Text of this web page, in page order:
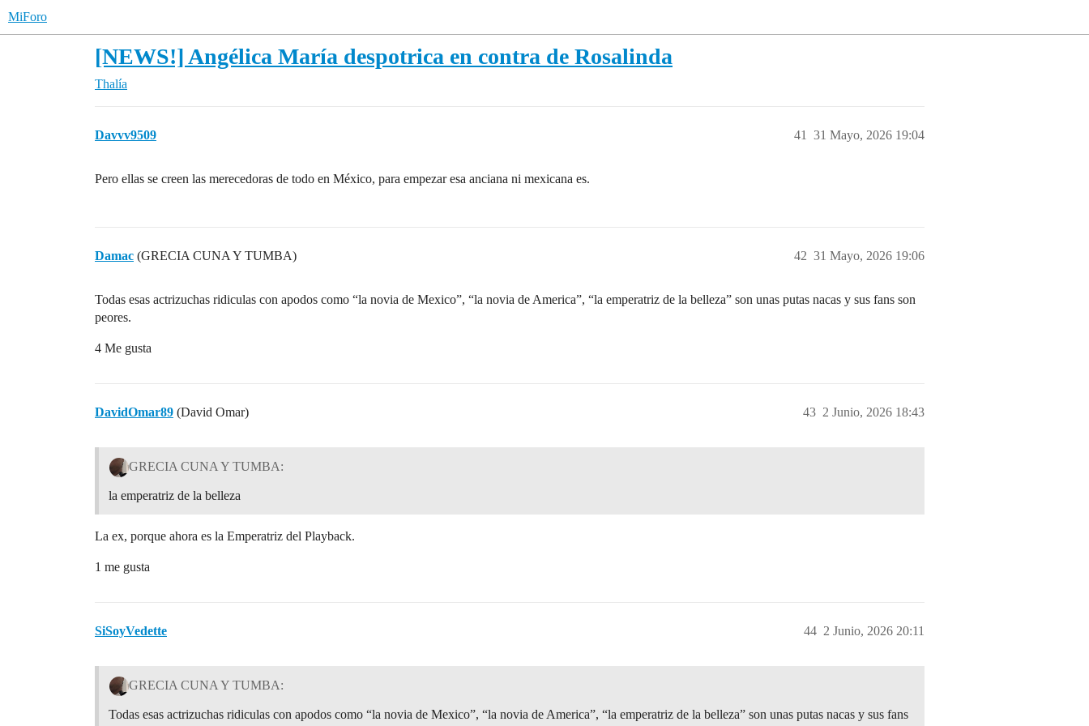
MiForo
[NEWS!] Angélica María despotrica en contra de Rosalinda
Thalía
Davvv9509 31 Mayo, 2026 19:04
41
Pero ellas se creen las merecedoras de todo en México, para empezar esa anciana ni mexicana es.
Damac (GRECIA CUNA Y TUMBA) 31 Mayo, 2026 19:06
42
Todas esas actrizuchas ridiculas con apodos como “la novia de Mexico”, “la novia de America”, “la emperatriz de la belleza” son unas putas nacas y sus fans son
peores.
4 Me gusta
DavidOmar89 (David Omar) 2 Junio, 2026 18:43
43
GRECIA CUNA Y TUMBA:
la emperatriz de la belleza
La ex, porque ahora es la Emperatriz del Playback.
1 me gusta
SiSoyVedette 2 Junio, 2026 20:11
44
GRECIA CUNA Y TUMBA:
Todas esas actrizuchas ridiculas con apodos como “la novia de Mexico”, “la novia de America”, “la emperatriz de la belleza” son unas putas nacas y sus fans